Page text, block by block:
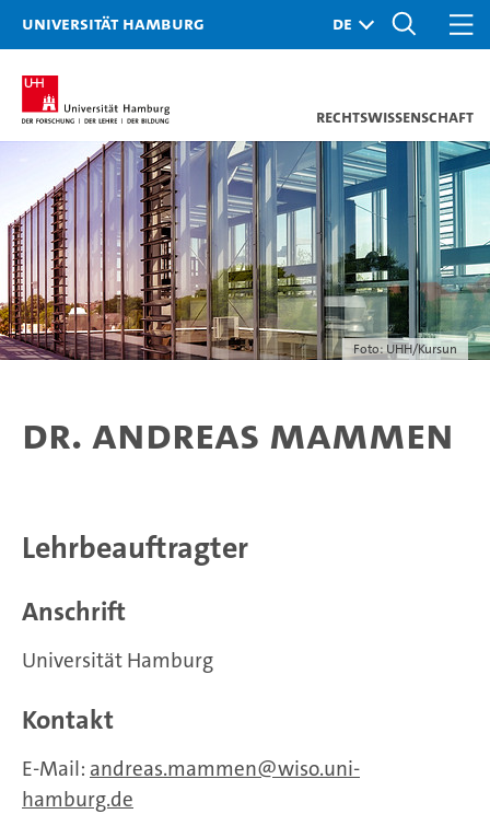
Universität Hamburg
Rechtswissenschaft
Foto: UHH/Kursun
Dr. Andreas Mammen
Lehrbeauftragter
Anschrift
Universität Hamburg
Kontakt
E-Mail: andreas.mammen
wiso.uni-
hamburg.de